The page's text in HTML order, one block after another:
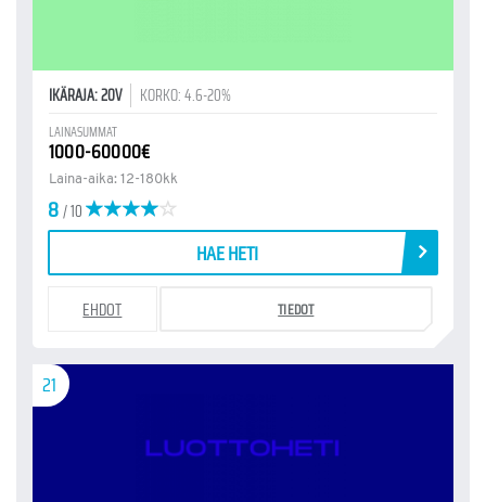
IKÄRAJA: 20V KORKO: 4.6-20%
LAINASUMMAT
1000-60000€
Laina-aika: 12-180kk
8/ 10
HAE HETI
EHDOT TIEDOT
21